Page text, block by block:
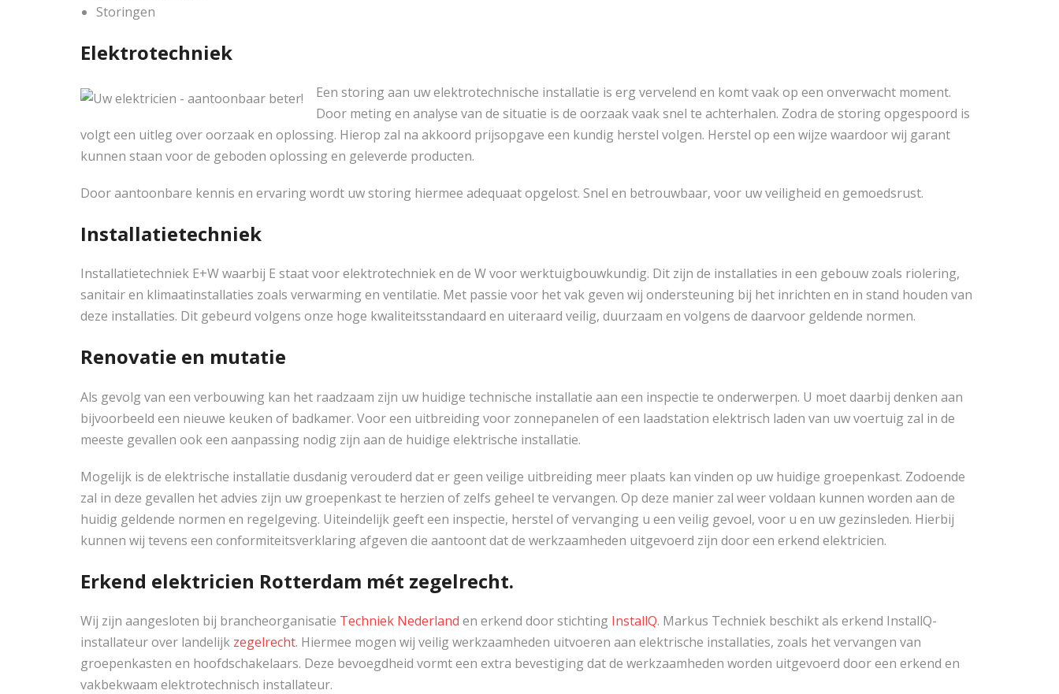
Storingen
Elektrotechniek
Een storing aan uw elektrotechnische installatie is erg vervelend en komt vaak op een onverwacht moment.
Door meting en analyse van de situatie is de oorzaak vaak snel te achterhalen. Zodra de storing opgespoord is
volgt een uitleg over oorzaak en oplossing. Hierop zal na akkoord prijsopgave een kundig herstel volgen. Herstel op een wijze waardoor wij garant
kunnen staan voor de geboden oplossing en geleverde producten.
Door aantoonbare kennis en ervaring wordt uw storing hiermee adequaat opgelost. Snel en betrouwbaar, voor uw veiligheid en gemoedsrust.
Installatietechniek
Installatietechniek E+W waarbij E staat voor elektrotechniek en de W voor werktuigbouwkundig. Dit zijn de installaties in een gebouw zoals riolering,
sanitair en klimaatinstallaties zoals verwarming en ventilatie. Met passie voor het vak geven wij ondersteuning bij het inrichten en in stand houden van
deze installaties. Dit gebeurd volgens onze hoge kwaliteitsstandaard en uiteraard veilig, duurzaam en volgens de daarvoor geldende normen.
Renovatie en mutatie
Als gevolg van een verbouwing kan het raadzaam zijn uw huidige technische installatie aan een inspectie te onderwerpen. U moet daarbij denken aan
bijvoorbeeld een nieuwe keuken of badkamer. Voor een uitbreiding voor zonnepanelen of een laadstation elektrisch laden van uw voertuig zal in de
meeste gevallen ook een aanpassing nodig zijn aan de huidige elektrische installatie.
Mogelijk is de elektrische installatie dusdanig verouderd dat er geen veilige uitbreiding meer plaats kan vinden op uw huidige groepenkast. Zodoende
zal in deze gevallen het advies zijn uw groepenkast te herzien of zelfs geheel te vervangen. Op deze manier zal weer voldaan kunnen worden aan de
huidig geldende normen en regelgeving. Uiteindelijk geeft een inspectie, herstel of vervanging u een veilig gevoel, voor u en uw gezinsleden. Hierbij
kunnen wij tevens een conformiteitsverklaring afgeven die aantoont dat de werkzaamheden uitgevoerd zijn door een erkend elektricien.
Erkend elektricien Rotterdam mét zegelrecht.
Wij zijn aangesloten bij brancheorganisatie Techniek Nederland en erkend door stichting InstallQ. Markus Techniek beschikt als erkend InstallQ-
installateur over landelijk zegelrecht. Hiermee mogen wij veilig werkzaamheden uitvoeren aan elektrische installaties, zoals het vervangen van
groepenkasten en hoofdschakelaars. Deze bevoegdheid vormt een extra bevestiging dat de werkzaamheden worden uitgevoerd door een erkend en
vakbekwaam elektrotechnisch installateur.